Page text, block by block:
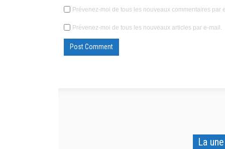
Prévenez-moi de tous les nouveaux commentaires par
Prévenez-moi de tous les nouveaux articles par e-mail.
La une